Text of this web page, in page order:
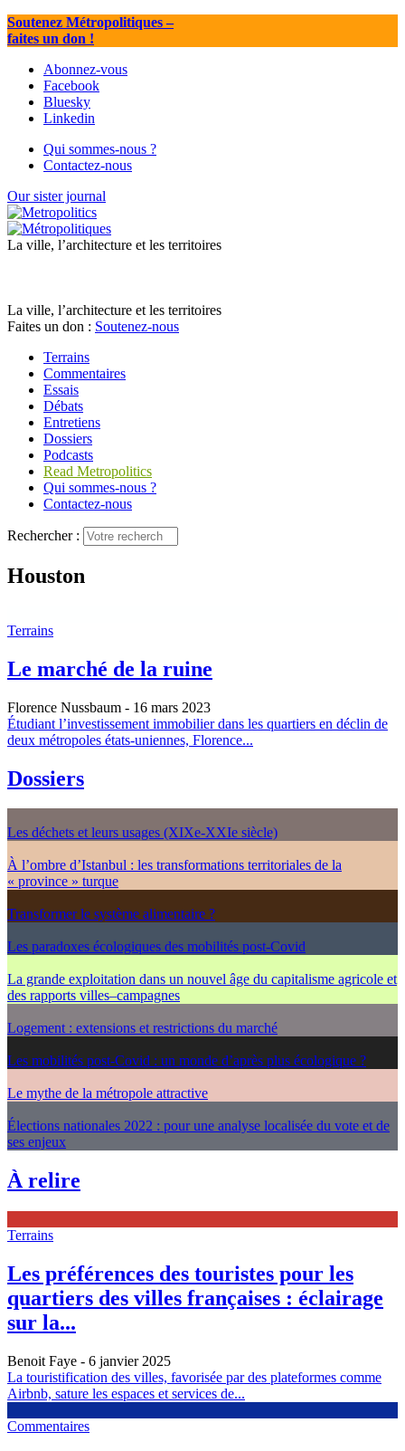
Soutenez Métropolitiques–
faites un don !
Abonnez-vous
Facebook
Bluesky
Linkedin
Qui sommes-nous ?
Contactez-nous
Our sister journal
La ville, l’architecture et les territoires
La ville, l’architecture et les territoires
Faites un don : Soutenez-nous
Terrains
Commentaires
Essais
Débats
Entretiens
Dossiers
Podcasts
Read Metropolitics
Qui sommes-nous ?
Contactez-nous
Rechercher :
Houston
Terrains
Le marché de la ruine
Florence Nussbaum - 16 mars 2023
Étudiant l’investissement immobilier dans les quartiers en déclin de
deux métropoles états-uniennes, Florence...
Dossiers
Les déchets et leurs usages (XIXe-XXIe siècle)
À l’ombre d’Istanbul : les transformations territoriales de la
« province » turque
Transformer le système alimentaire ?
Les paradoxes écologiques des mobilités post-Covid
La grande exploitation dans un nouvel âge du capitalisme agricole et
des rapports villes–campagnes
Logement : extensions et restrictions du marché
Les mobilités post-Covid : un monde d’après plus écologique ?
Le mythe de la métropole attractive
Élections nationales 2022 : pour une analyse localisée du vote et de
ses enjeux
À relire
Terrains
Les préférences des touristes pour les
quartiers des villes françaises : éclairage
sur la...
Benoit Faye - 6 janvier 2025
La touristification des villes, favorisée par des plateformes comme
Airbnb, sature les espaces et services de...
Commentaires